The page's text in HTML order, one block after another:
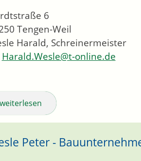
Harald, Schreinermeister
6
Tengen-Weil
Harald.Wesle@t-online.de
weiterlesen
Peter -